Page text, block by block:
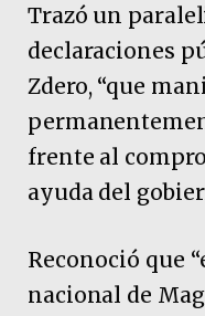
Trazó un
declaraciones
Zdero, “que
frente al
ayuda del
Reconoció que
nacional de